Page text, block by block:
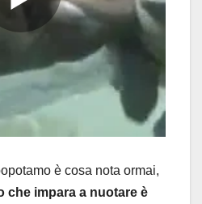
è cosa nota ormai,
che impara a nuotare è